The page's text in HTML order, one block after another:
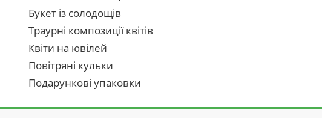
Букет із солодощів
Траурні композиції квітів
Квіти на ювілей
Повітряні кульки
Подарункові упаковки